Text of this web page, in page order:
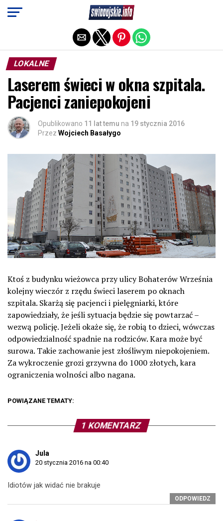
LOKALNE
Laserem świeci w okna szpitala.
Pacjenci zaniepokojeni
Opublikowano 11 lat temu na 19 stycznia 2016
Przez Wojciech Basałygo
Ktoś z budynku wieżowca przy ulicy Bohaterów Września
kolejny wieczór z rzędu świeci laserem po oknach
szpitala. Skarżą się pacjenci i pielęgniarki, które
zapowiedziały, że jeśli sytuacja będzie się powtarzać –
wezwą policję. Jeżeli okaże się, że robią to dzieci, wówczas
odpowiedzialność spadnie na rodziców. Kara może być
surowa. Takie zachowanie jest złośliwym niepokojeniem.
Za wykroczenie grozi grzywna do 1000 złotych, kara
ograniczenia wolności albo nagana.
POWIĄZANE TEMATY:
1 KOMENTARZ
Jula
20 stycznia 2016 na 00:40
Idiotów jak widać nie brakuje
ODPOWIEDZ
Exit mobile version